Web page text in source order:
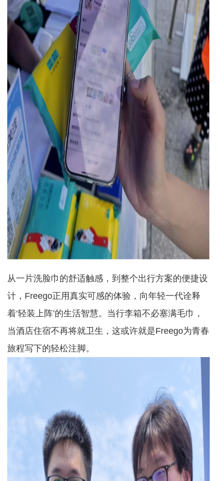
从一片洗脸巾的舒适触感，到整个出行方案的便捷设
计， Freego正用真实可感的体验，向年轻一代诠释
着‘轻装上阵’的生活智慧。当行李箱不必塞满毛巾，
当酒店住宿不再将就卫生，这或许就是Freego为青春
旅程写下的轻松注脚。